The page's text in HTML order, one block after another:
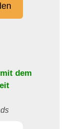
dem